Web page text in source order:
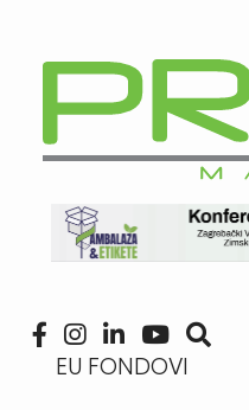
EU FONDOVI